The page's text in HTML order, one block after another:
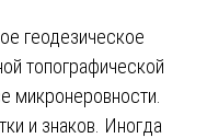
геодезическое
топографической
микронеровности.
и знаков. Иногда